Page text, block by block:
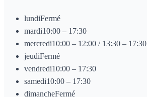
lundiFermé
mardi10:00 – 17:30
mercredi10:00 – 12:00 / 13:30 – 17:30
jeudiFermé
vendredi10:00 – 17:30
samedi10:00 – 17:30
dimancheFermé